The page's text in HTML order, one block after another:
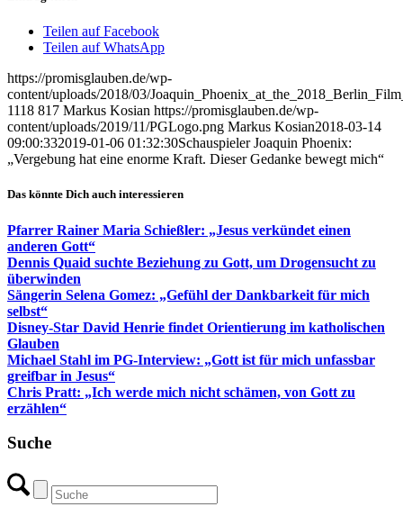
Teilen auf Facebook
Teilen auf WhatsApp
https://promisglauben.de/wp-
content/uploads/2018/03/
1118 817 Markus Kosian https://promisglauben.de/wp-
content/uploads/2019/11/PGLogo.png Markus Kosian2018-03-14
09:00:332019-01-06 01:32:30Schauspieler Joaquin Phoenix:
„Vergebung hat eine enorme Kraft. Dieser Gedanke bewegt mich“
Das könnte Dich auch interessieren
Pfarrer Rainer Maria Schießler: „Jesus verkündet einen
anderen Gott“
Dennis Quaid suchte Beziehung zu Gott, um Drogensucht zu
überwinden
Sängerin Selena Gomez: „Gefühl der Dankbarkeit für mich
selbst“
Disney-Star David Henrie findet Orientierung im katholischen
Glauben
Michael Stahl im PG-Interview: „Gott ist für mich unfassbar
greifbar in Jesus“
Chris Pratt: „Ich werde mich nicht schämen, von Gott zu
erzählen“
Suche